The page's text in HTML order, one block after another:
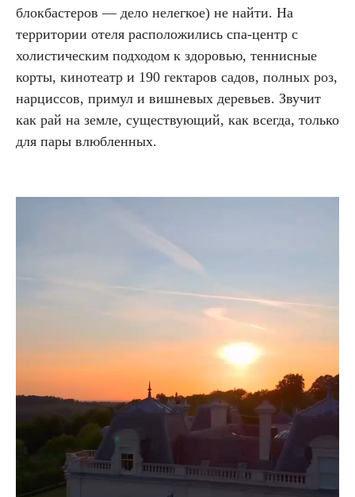
блокбастеров — дело нелегкое) не найти. На
территории отеля расположились спа-центр с
холистическим подходом к здоровью, теннисные
корты, кинотеатр и 190 гектаров садов, полных роз,
нарциссов, примул и вишневых деревьев. Звучит
как рай на земле, существующий, как всегда, только
для пары влюбленных.